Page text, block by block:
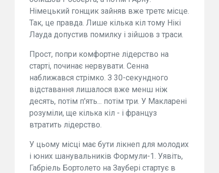
Німецький гонщик зайняв вже третє місце.
Так, це правда. Лише кілька кіл тому Нікі
Лауда допустив помилку і зійшов з траси.
Прост, попри комфортне лідерство на
старті, починає нервувати. Сенна
наближався стрімко. З 30-секундного
відставання лишалося вже менш ніж
десять, потім п'ять... потім три. У Макларені
розуміли, ще кілька кіл - і француз
втратить лідерство.
У цьому місці має бути лікнеп для молодих
і юних шанувальників Формули-1. Уявіть,
Габріель Бортолето на Заубері стартує в